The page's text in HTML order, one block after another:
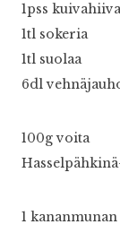
1pss
1tl sokeria
1tl suolaa
6dl
100g voita
1